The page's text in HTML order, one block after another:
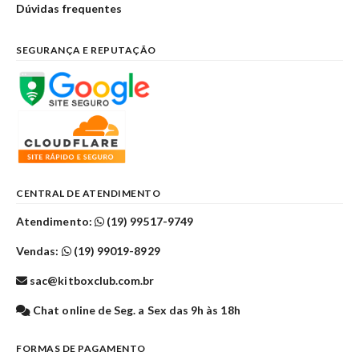
Dúvidas frequentes
SEGURANÇA E REPUTAÇÃO
CENTRAL DE ATENDIMENTO
Atendimento: (19) 99517-9749
Vendas: (19) 99019-8929
sac@kitboxclub.com.br
Chat online de Seg. a Sex das 9h às 18h
FORMAS DE PAGAMENTO